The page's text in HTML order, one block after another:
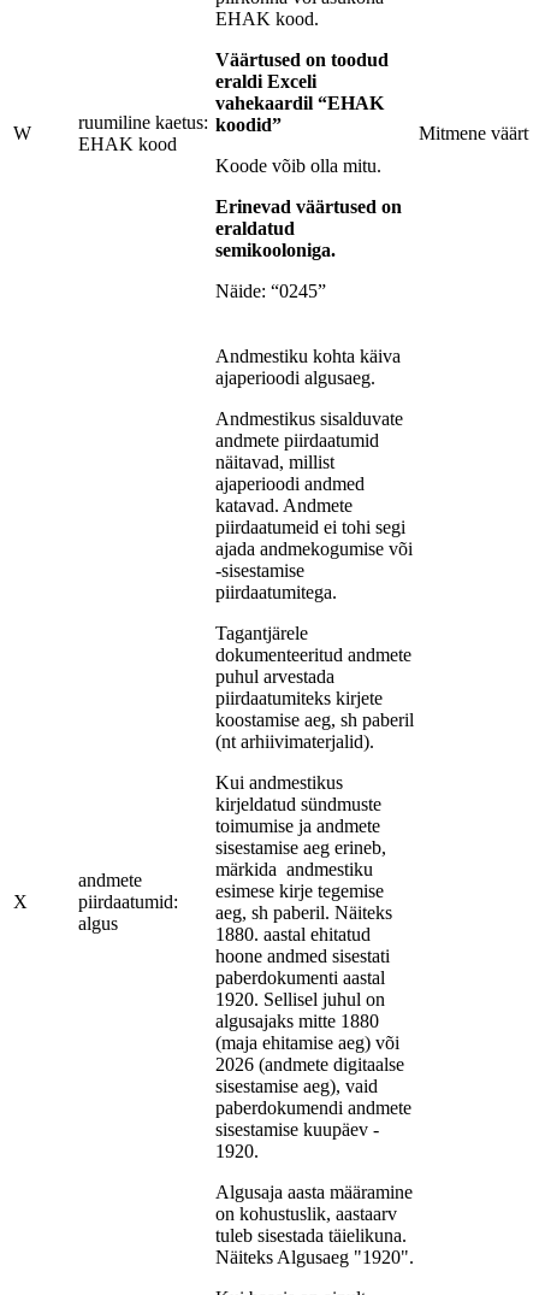
W
ruumiline kaetus:
EHAK kood
EHAK kood.
Väärtused on toodud
eraldi Exceli
vahekaardil “EHAK
koodid”
Koode võib olla mitu.
Erinevad väärtused on
eraldatud
semikooloniga.
Näide: “0245”
Mitmene
X
andmete
piirdaatumid:
algus
Andmestiku kohta käiva
ajaperioodi algusaeg.
Andmestikus sisalduvate
andmete piirdaatumid
näitavad, millist
ajaperioodi andmed
katavad. Andmete
piirdaatumeid ei tohi segi
ajada andmekogumise või
-sisestamise
piirdaatumitega.
Tagantjärele
dokumenteeritud andmete
puhul arvestada
piirdaatumiteks kirjete
koostamise aeg, sh paberil
(nt arhiivimaterjalid).
Kui andmestikus
kirjeldatud sündmuste
toimumise ja andmete
sisestamise aeg erineb,
märkida andmestiku
esimese kirje tegemise
aeg, sh paberil. Näiteks
1880. aastal ehitatud
hoone andmed sisestati
paberdokumenti aastal
1920. Sellisel juhul on
algusajaks mitte 1880
(maja ehitamise aeg) või
2026 (andmete digitaalse
sisestamise aeg), vaid
paberdokumendi andmete
sisestamise kuupäev -
1920.
Algusaja aasta määramine
on kohustuslik, aastaarv
tuleb sisestada täielikuna.
Näiteks Algusaeg "1920".